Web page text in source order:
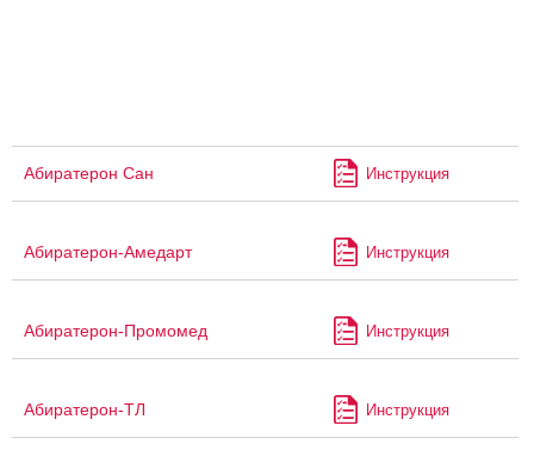
Абиратерон Сан Инструкция
Абиратерон-Амедарт Инструкция
Абиратерон-Промомед Инструкция
Абиратерон-ТЛ Инструкция